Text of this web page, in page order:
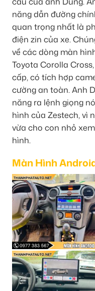
năng dẫn đường
quan trọng nhất là
điện zin của xe.
về các dòng màn
Toyota Corolla
cấp, có tích hợp
cường an toàn. Anh
năng ra lệnh giọng
hình của Zestech, vì
vừa cho con nhỏ
hình.
Màn Hình